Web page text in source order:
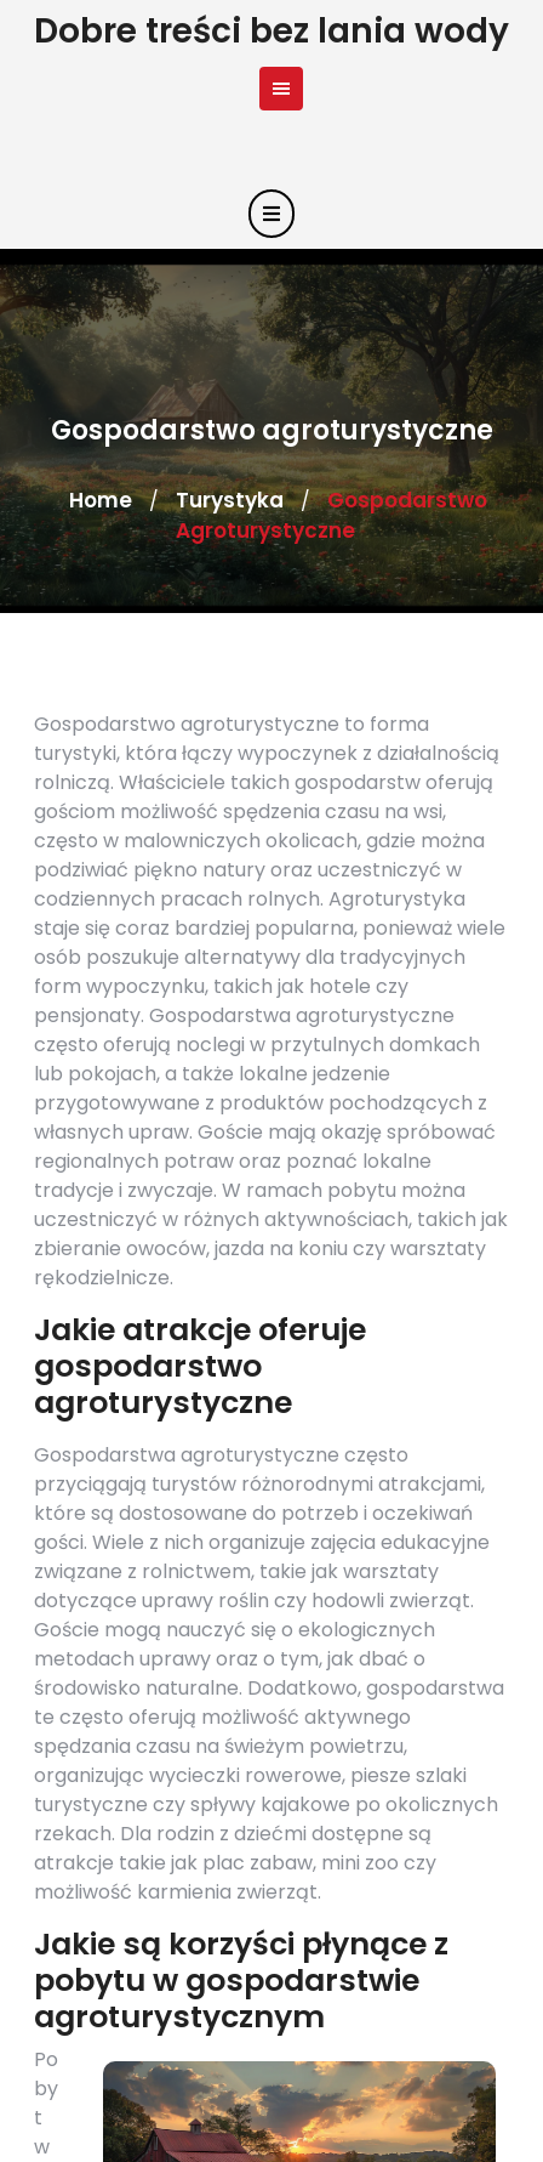
SkipDobre treści bez lania wody
Gospodarstwo agroturystyczne
Home / Turystyka / Gospodarstwo
Agroturystyczne
Gospodarstwo agroturystyczne to forma
turystyki, która łączy wypoczynek z działalnością
rolniczą. Właściciele takich gospodarstw oferują
gościom możliwość spędzenia czasu na wsi,
często w malowniczych okolicach, gdzie można
podziwiać piękno natury oraz uczestniczyć w
codziennych pracach rolnych. Agroturystyka
staje się coraz bardziej popularna, ponieważ wiele
osób poszukuje alternatywy dla tradycyjnych
form wypoczynku, takich jak hotele czy
pensjonaty. Gospodarstwa agroturystyczne
często oferują noclegi w przytulnych domkach
lub pokojach, a także lokalne jedzenie
przygotowywane z produktów pochodzących z
własnych upraw. Goście mają okazję spróbować
regionalnych potraw oraz poznać lokalne
tradycje i zwyczaje. W ramach pobytu można
uczestniczyć w różnych aktywnościach, takich jak
zbieranie owoców, jazda na koniu czy warsztaty
rękodzielnicze.
Jakie atrakcje oferuje
gospodarstwo
agroturystyczne
Gospodarstwa agroturystyczne często
przyciągają turystów różnorodnymi atrakcjami,
które są dostosowane do potrzeb i oczekiwań
gości. Wiele z nich organizuje zajęcia edukacyjne
związane z rolnictwem, takie jak warsztaty
dotyczące uprawy roślin czy hodowli zwierząt.
Goście mogą nauczyć się o ekologicznych
metodach uprawy oraz o tym, jak dbać o
środowisko naturalne. Dodatkowo, gospodarstwa
te często oferują możliwość aktywnego
spędzania czasu na świeżym powietrzu,
organizując wycieczki rowerowe, piesze szlaki
turystyczne czy spływy kajakowe po okolicznych
rzekach. Dla rodzin z dziećmi dostępne są
atrakcje takie jak plac zabaw, mini zoo czy
możliwość karmienia zwierząt.
Jakie są korzyści płynące z
pobytu w gospodarstwie
agroturystycznym
Po
by
t
w